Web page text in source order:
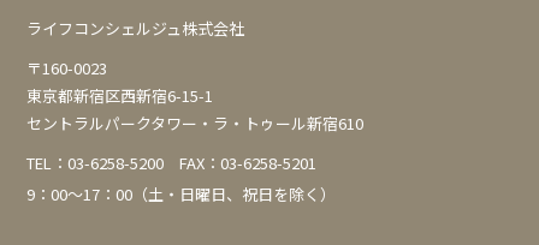
ョ
ライフコンシェルジュ株式会社
〒160-0023
東京都新宿区西新宿6-15-1
セントラルパークタワー・ラ・トゥール新宿610
TEL：03-6258-5200 FAX：03-6258-5201
9：00～17：00（土・日曜日、祝日を除く）